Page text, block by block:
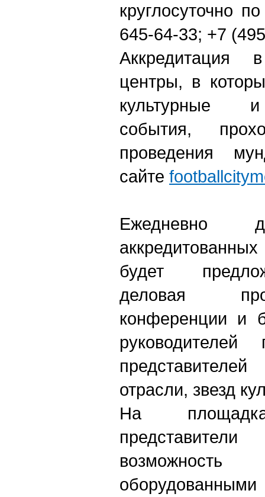
круглосуточно
645-64-33; +7
Аккредитация
центры, в
культурные и
события,
проведения
сайте
Ежедневно
будет
деловая
конференции и
отрасли, звезд
На